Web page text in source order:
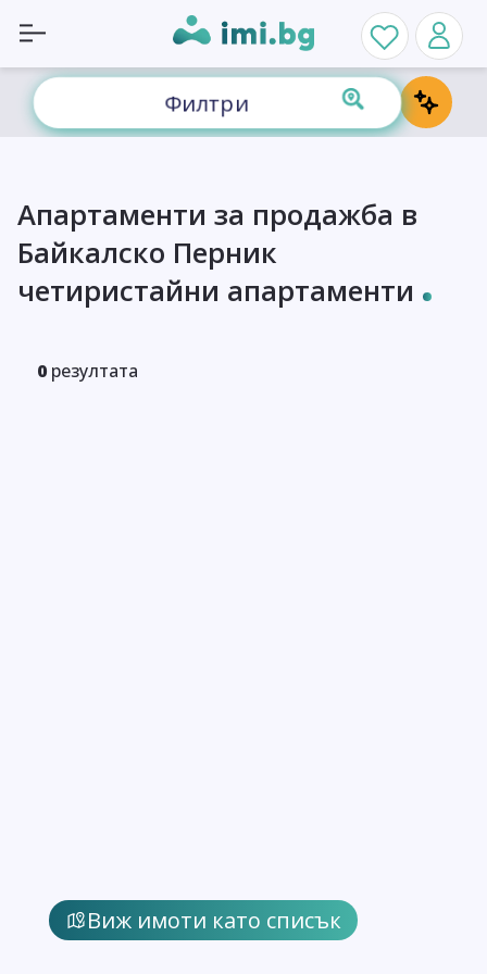
Филтри
Виж имоти като списък
Апартаменти за продажба в
Байкалско Перник
четиристайни апартаменти
0 резултата